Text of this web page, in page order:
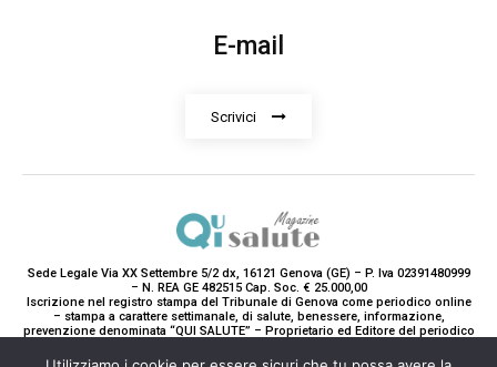
E-mail
Scrivici
Sede Legale Via XX Settembre 5/2 dx, 16121 Genova (GE) – P. Iva 02391480999
– N. REA GE 482515 Cap. Soc. € 25.000,00
Iscrizione nel registro stampa del Tribunale di Genova come periodico online
– stampa a carattere settimanale, di salute, benessere, informazione,
prevenzione denominata “QUI SALUTE” – Proprietario ed Editore del periodico
Paola Gavarone. (Iscrizione registro stampa R.V. 5663/2020 Reg. Stampa